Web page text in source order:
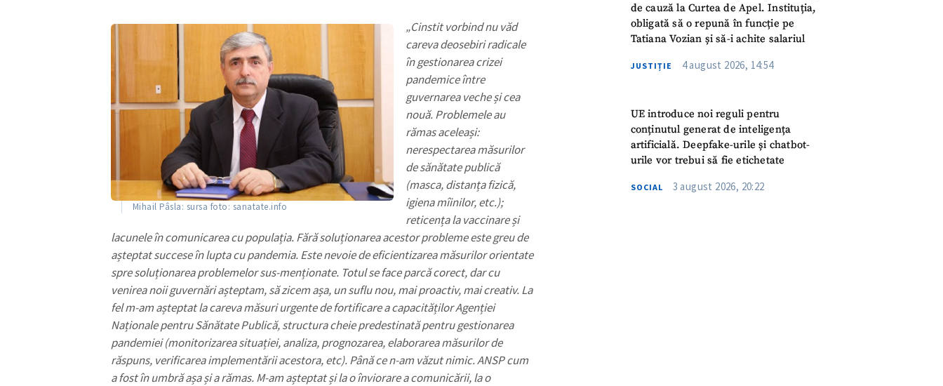
Mihail Pâsla: sursa foto: sanatate.info
„Cinstit vorbind nu văd
careva deosebiri radicale
în gestionarea crizei
pandemice între
guvernarea veche și cea
nouă. Problemele au
rămas aceleași:
nerespectarea măsurilor
de sănătate publică
(masca, distanța fizică,
igiena mîinilor, etc.);
reticența la vaccinare și
lacunele în comunicarea cu populația. Fără soluționarea acestor probleme este greu de
așteptat succese în lupta cu pandemia. Este nevoie de eficientizarea măsurilor orientate
spre soluționarea problemelor sus-menționate. Totul se face parcă corect, dar cu
venirea noii guvernări așteptam, să zicem așa, un suflu nou, mai proactiv, mai creativ. La
fel m-am așteptat la careva măsuri urgente de fortificare a capacităților Agenției
Naționale pentru Sănătate Publică, structura cheie predestinată pentru gestionarea
pandemiei (monitorizarea situației, analiza, prognozarea, elaborarea măsurilor de
răspuns, verificarea implementării acestora, etc). Până ce n-am văzut nimic. ANSP cum
a fost în umbră așa și a rămas. M-am așteptat și la o înviorare a comunicării, la o
de cauză la Curtea de Apel. Instituția,
obligată să o repună în funcție pe
Tatiana Vozian și să-i achite salariul
JUSTIȚIE 4 august 2026, 14:54
UE introduce noi reguli pentru
conținutul generat de inteligența
artificială. Deepfake-urile și chatbot-
urile vor trebui să fie etichetate
SOCIAL 3 august 2026, 20:22